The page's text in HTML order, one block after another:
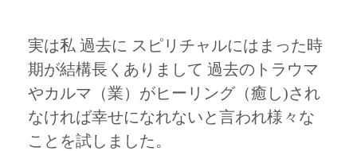
実は私 過去に スピリチャルにはまった時
期が結構長くありまして 過去のトラウマ
やカルマ（業）がヒーリング（癒し)され
なければ幸せになれないと言われ様々な
ことを試しました。